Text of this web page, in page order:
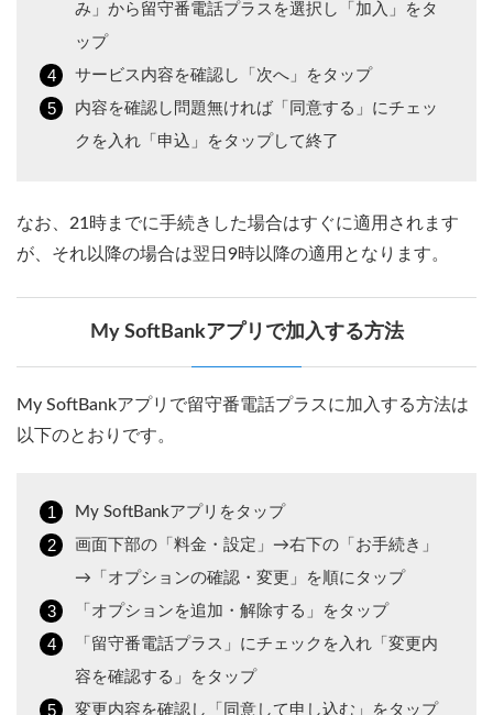
み」から留守番電話プラスを選択し「加入」をタ
ップ
サービス内容を確認し「次へ」をタップ
内容を確認し問題無ければ「同意する」にチェッ
クを入れ「申込」をタップして終了
なお、21時までに手続きした場合はすぐに適用されます
が、それ以降の場合は翌日9時以降の適用となります。
My SoftBankアプリで加入する方法
My SoftBankアプリで留守番電話プラスに加入する方法は
以下のとおりです。
My SoftBankアプリをタップ
画面下部の「料金・設定」→右下の「お手続き」
→「オプションの確認・変更」を順にタップ
「オプションを追加・解除する」をタップ
「留守番電話プラス」にチェックを入れ「変更内
容を確認する」をタップ
変更内容を確認し「同意して申し込む」をタップ